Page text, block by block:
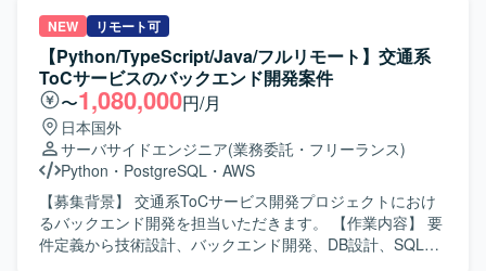
ログを活用し、精度の高いモデル設計と実験を行うことが
できます。 レコメンドにとどまらず、UGCパーソナライズ
や広告配信最適化など、幅広いML活用領域に関わりながら
キャリアを広げていただけます。 AIツールを前提とした開
発スタイルの中で、少人数でもスピードと品質を両立する
経験を積んでいただけます。 【開発環境】 データ基盤・分
析にはBigQuery、Dataform、Python、Looker Studioを利用
しております。 ML基盤としてGoogle CloudのVertex AIや
Cloud Spannerなどを利用しております。 AI/LLMツールと
してClaude Code、Cursor、Codex、GitHub Copilotなどを
活用しております。 その他のツールとしてGitHub、Slack、
Notionなどを利用しております。
NEW リモート可
【Python/TypeScript/Java/フルリモート】交通系
ToCサービスのバックエンド開発案件
〜1,080,000円/月
日本国外
サーバサイドエンジニア(業務委託・フリーランス)
Python ・ PostgreSQL ・ AWS
【募集背景】 交通系ToCサービス開発プロジェクトにおけ
るバックエンド開発を担当いただきます。 【作業内容】 要
件定義から技術設計、バックエンド開発、DB設計、SQL実